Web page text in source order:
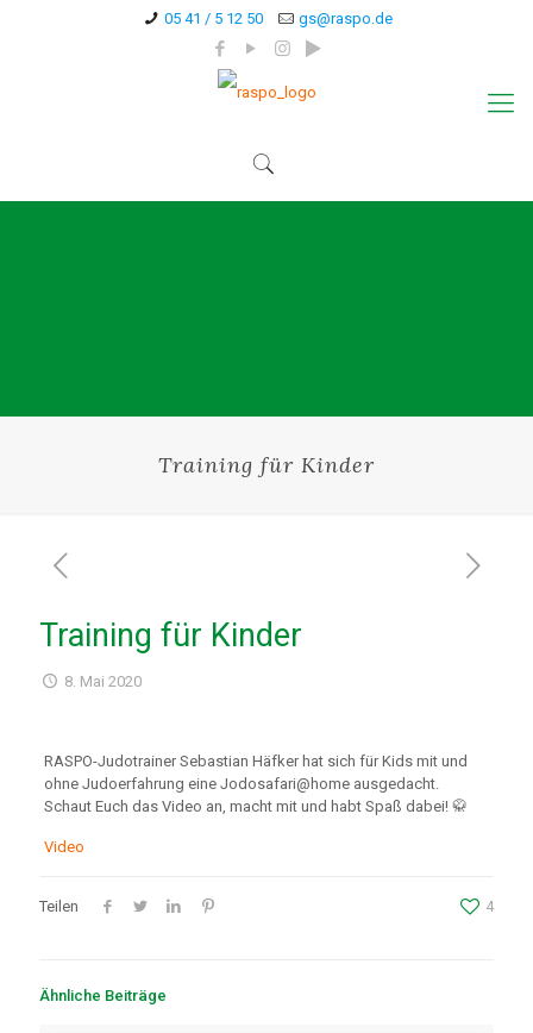
05 41 / 5 12 50 gs@raspo.de
Training für Kinder
Training für Kinder
8. Mai 2020
RASPO-Judotrainer Sebastian Häfker hat sich für Kids mit und
ohne Judoerfahrung eine Jodosafari@home ausgedacht.
Schaut Euch das Video an, macht mit und habt Spaß dabei! 🥋
Video
Teilen 4
Ähnliche Beiträge